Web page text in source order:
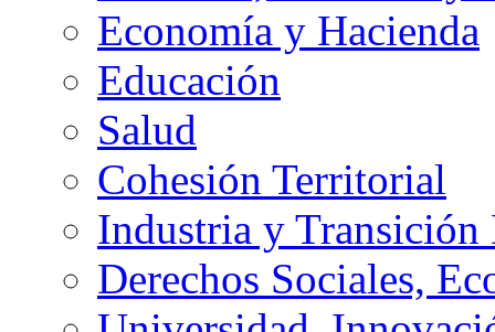
Economía y Hacienda
Educación
Salud
Cohesión Territorial
Industria y
Derechos Sociales,